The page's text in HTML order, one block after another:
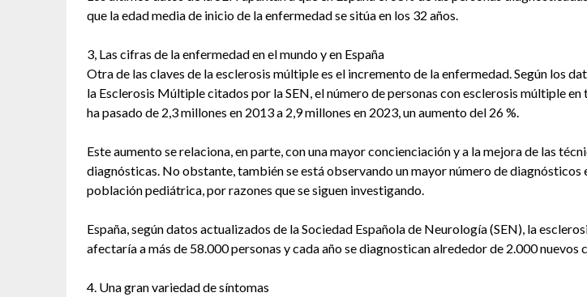
que la edad media de inicio de la enfermedad se sitúa en los 32 años.
3, Las cifras de la enfermedad en el mundo y en España
Otra de las claves de la esclerosis múltiple es el incremento de la enfermedad. Según los
la Esclerosis Múltiple citados por la SEN, el número de personas con esclerosis múltiple en
ha pasado de 2,3 millones en 2013 a 2,9 millones en 2023, un aumento del 26 %.
Este aumento se relaciona, en parte, con una mayor concienciación y a la mejora de las
diagnósticas. No obstante, también se está observando un mayor número de diagnósticos
población pediátrica, por razones que se siguen investigando.
España, según datos actualizados de la Sociedad Española de Neurología (SEN), la
afectaría a más de 58.000 personas y cada año se diagnostican alrededor de 2.000 nuevos
4. Una gran variedad de síntomas